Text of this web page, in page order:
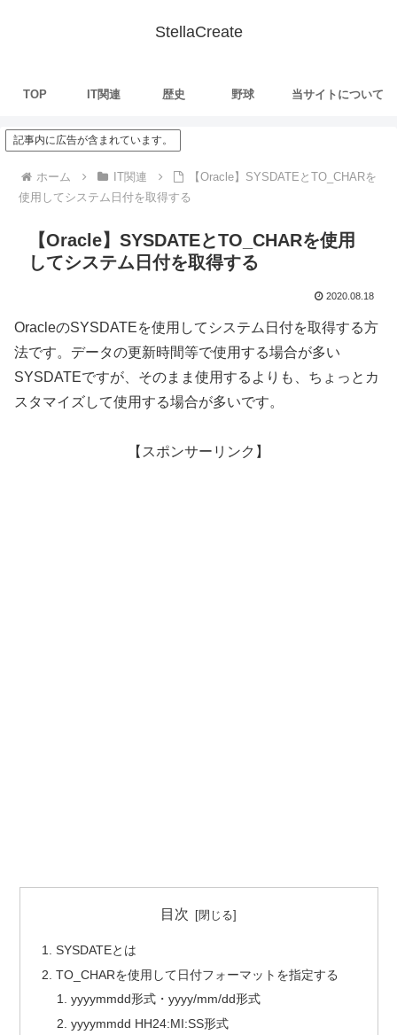
StellaCreate
TOP IT関連 歴史 野球 当サイトについて
記事内に広告が含まれています。
ホーム IT関連
【Oracle】SYSDATEとTO_CHARを
使用してシステム日付を取得する
【Oracle】SYSDATEとTO_CHARを使用
してシステム日付を取得する
2020.08.18
OracleのSYSDATEを使用してシステム日付を取得する方
法です。データの更新時間等で使用する場合が多い
SYSDATEですが、そのまま使用するよりも、ちょっとカ
スタマイズして使用する場合が多いです。
【スポンサーリンク】
目次
SYSDATEとは
TO_CHARを使用して日付フォーマットを指定する
yyyymmdd形式・yyyy/mm/dd形式
yyyymmdd HH24:MI:SS形式